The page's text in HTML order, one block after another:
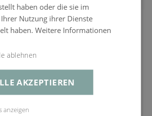
haben oder die sie im
Ihrer Nutzung ihrer Dienste
haben.Weitere Informationen
AKZEPTIEREN
ablehnen
anzeigen